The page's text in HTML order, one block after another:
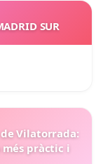
SUR
Vilatorrada:
pràctic i